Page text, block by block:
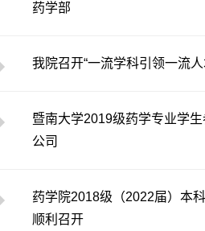
药学部
我院召开“一流学科引领一流
暨南大学2019级药学专业学
公司
药学院2018级（2022届）本
顺利召开